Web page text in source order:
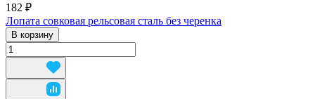
182 ₽
Лопата совковая рельсовая сталь без черенка
В корзину